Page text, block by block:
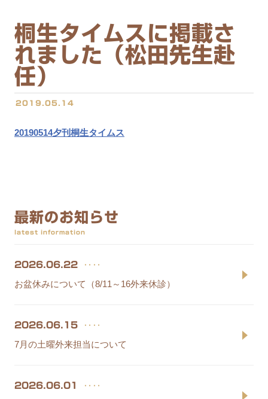
桐生タイムスに掲載さ
れました（松田先生赴
任）
2019.05.14
20190514夕刊桐生タイムス
最新のお知らせ
latest information
2026.06.22
‥‥
お盆休みについて（8/11～16外来休診）
2026.06.15
‥‥
7月の土曜外来担当について
2026.06.01
‥‥